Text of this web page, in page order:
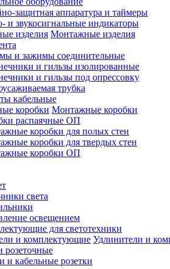
защитная аппаратура и таймеры
и звукосигнальные индикаторы
Монтажные изделия
и зажимы соединительные
и гильзы изолированные
и гильзы под опрессовку
трубка
кабельные
Монтажные коробки
распаячные ОП
коробки для полых стен
коробки для твердых стен
коробки ОП
света
освещением
для светотехники
Удлинители и
розеточные
и кабельные розетки